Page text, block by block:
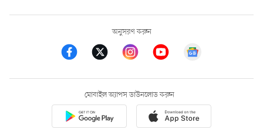
অনুসরণ করুন
মোবাইল অ্যাপস ডাউনলোড করুন